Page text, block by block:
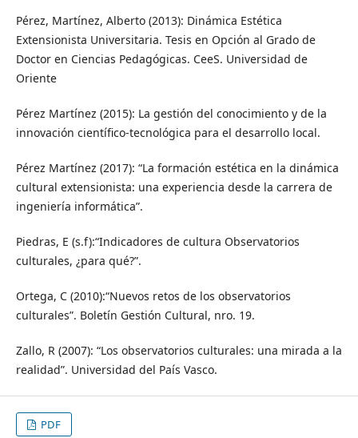
Pérez, Martínez, Alberto (2013): Dinámica Estética
Extensionista Universitaria. Tesis en Opción al Grado de
Doctor en Ciencias Pedagógicas. CeeS. Universidad de
Oriente
Pérez Martínez (2015): La gestión del conocimiento y de la
innovación científico-tecnológica para el desarrollo local.
Pérez Martínez (2017): “La formación estética en la dinámica
cultural extensionista: una experiencia desde la carrera de
ingeniería informática”.
Piedras, E (s.f):“Indicadores de cultura Observatorios
culturales, ¿para qué?”.
Ortega, C (2010):“Nuevos retos de los observatorios
culturales”. Boletín Gestión Cultural, nro. 19.
Zallo, R (2007): “Los observatorios culturales: una mirada a la
realidad”. Universidad del País Vasco.
PDF